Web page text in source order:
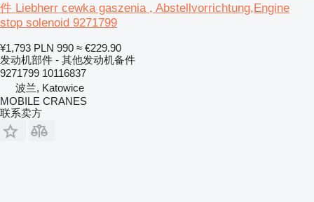
件 Liebherr cewka gaszenia , Abstellvorrichtung,Engine
stop solenoid 9271799
¥1,793 PLN 990 ≈ €229.90
发动机部件 - 其他发动机备件
9271799 10116837
波兰, Katowice
MOBILE CRANES
联系卖方